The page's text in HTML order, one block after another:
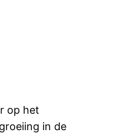
op het
in de